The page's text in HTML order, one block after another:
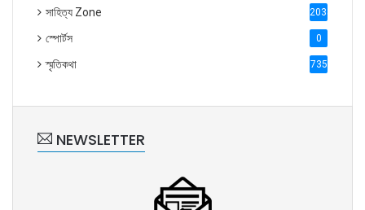
সাহিত্য Zone 2035
স্পোর্টস 0
স্মৃতিকথা 735
NEWSLETTER